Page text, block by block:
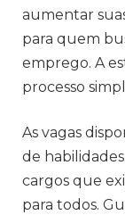
aumentar
para quem
emprego. A
processo
As vagas
de
cargos que
para todos.